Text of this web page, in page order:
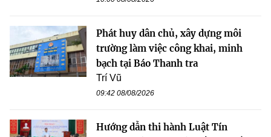
Phát huy dân chủ, xây dựng môi
trường làm việc công khai, minh
bạch tại Báo Thanh tra
Trí Vũ
09:42 08/08/2026
Hướng dẫn thi hành Luật Tín